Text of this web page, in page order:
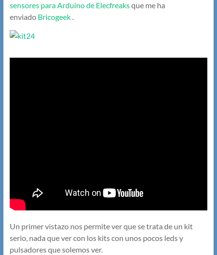
sensores para Arduino de Elecfreaksque me ha
enviado Bricogeek.
Un primer vistazo nos permite ver que se trata de un kit
serio, nada que ver con los kits con unos pocos leds y
pulsadores que solemos ver.